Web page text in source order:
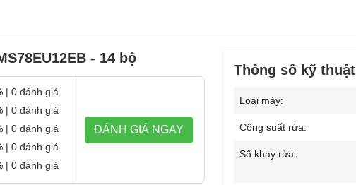
- 14 bộ
| 0 đánh giá
| 0 đánh giá
| 0 đánh giá
| 0 đánh giá
| 0 đánh giá
ĐÁNH GIÁ NGAY
Thông số kỹ thuật
Loại máy:
Công suất rửa:
Số khay rửa: